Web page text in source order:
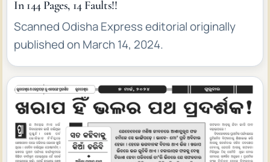
In 144 Pages, 14 Faults!!
Scanned Odisha Express editorial originally
published on March 14, 2024.